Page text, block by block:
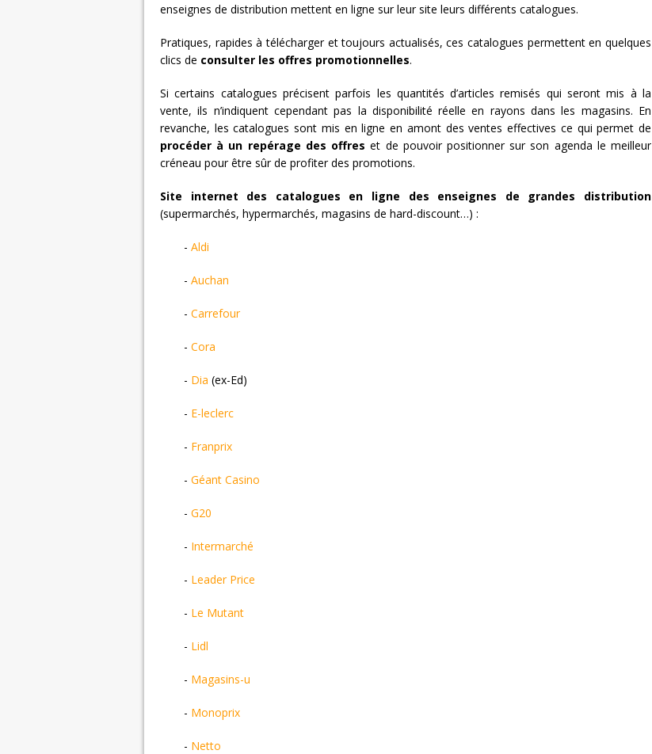
enseignes de distribution mettent en ligne sur leur site leurs différents catalogues.
Pratiques, rapides à télécharger et toujours actualisés, ces catalogues permettent en quelques
clics de consulter les offres promotionnelles.
Si certains catalogues précisent parfois les quantités d’articles remisés qui seront mis à la
vente, ils n’indiquent cependant pas la disponibilité réelle en rayons dans les magasins. En
revanche, les catalogues sont mis en ligne en amont des ventes effectives ce qui permet de
procéder à un repérage des offres et de pouvoir positionner sur son agenda le meilleur
créneau pour être sûr de profiter des promotions.
Site internet des catalogues en ligne des enseignes de grandes distribution
(supermarchés, hypermarchés, magasins de hard-discount…) :
- Aldi
- Auchan
- Carrefour
- Cora
- Dia (ex-Ed)
- E-leclerc
- Franprix
- Géant Casino
- G20
- Intermarché
- Leader Price
- Le Mutant
- Lidl
- Magasins-u
- Monoprix
- Netto